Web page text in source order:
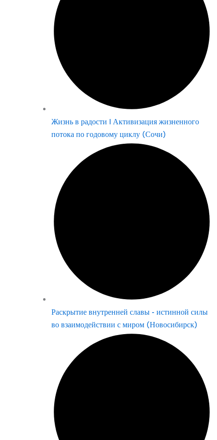
Жизнь в радости | Активизация жизненного
потока по годовому циклу (Сочи)
Раскрытие внутренней славы - истинной силы
во взаимодействии с миром (Новосибирск)